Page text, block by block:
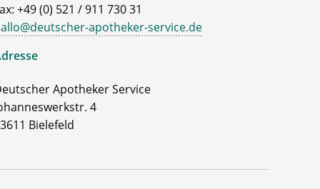
+49 (0) 521 / 911 730 31
apotheker-service.de
Apotheker Service
4
Bielefeld